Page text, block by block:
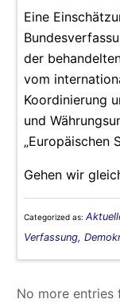
Eine
der
vom
Koordinierung
und
„Europäischen
Gehen wir
Categorized as:
Verfassung,
No more entries